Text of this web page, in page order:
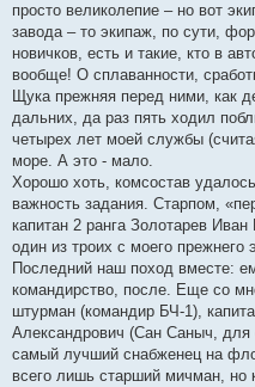
просто великолепие – но вот
завода – то экипаж, по сути,
новичков, есть и такие, кто в
вообще! О сплаванности,
Щука прежняя перед ними, как
дальних, да раз пять ходил
четырех лет моей службы
море. А это - мало.
Хорошо хоть, комсостав
важность задания. Старпом,
капитан 2 ранга Золотарев
один из троих с моего прежнего
Последний наш поход вместе:
командирство, после. Еще со
штурман (командир БЧ-1),
Александрович (Сан Саныч,
самый лучший снабженец на
всего лишь старший мичман, но